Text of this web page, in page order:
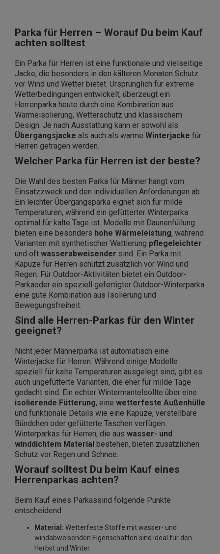
Parka für Herren – Worauf Du beim Kauf
achten solltest
Ein Parka für Herren ist eine funktionale und vielseitige
Jacke, die besonders in den kälteren Monaten Schutz
vor Wind und Wetter bietet. Ursprünglich für extreme
Wetterbedingungen entwickelt, überzeugt ein
Herrenparka heute durch eine Kombination aus
Wärmeisolierung, Wetterschutz und klassischem
Design. Je nach Ausstattung kann er sowohl als
Übergangsjacke als auch als warme Winterjacke für
Herren getragen werden.
Welcher Parka für Herren ist der beste?
Die Wahl des besten Parka für Männer hängt vom
Einsatzzweck und den individuellen Anforderungen ab.
Ein leichter Übergangsparka eignet sich für milde
Temperaturen, während ein gefütterter Winterparka
optimal für kalte Tage ist. Modelle mit Daunenfüllung
bieten eine besonders hohe Wärmeleistung, während
Varianten mit synthetischer Wattierung pflegeleichter
und oft wasserabweisender sind. Ein Parka mit
Kapuze für Herren schützt zusätzlich vor Wind und
Regen. Für Outdoor-Aktivitäten bietet ein Outdoor-
Parkaoder ein speziell gefertigter Outdoor-Winterparka
eine gute Kombination aus Isolierung und
Bewegungsfreiheit.
Sind alle Herren-Parkas für den Winter
geeignet?
Nicht jeder Männerparka ist automatisch eine
Winterjacke für Herren. Während einige Modelle
speziell für kalte Temperaturen ausgelegt sind, gibt es
auch ungefütterte Varianten, die eher für milde Tage
gedacht sind. Ein echter Wintermantelsollte über eine
isolierende Fütterung, eine wetterfeste Außenhülle
und funktionale Details wie eine Kapuze, verstellbare
Bündchen oder gefütterte Taschen verfügen.
Winterparkas für Herren, die aus wasser- und
winddichtem Material bestehen, bieten zusätzlichen
Schutz vor Regen und Schnee.
Worauf solltest Du beim Kauf eines
Herrenparkas achten?
Beim Kauf eines Parkassind folgende Punkte
entscheidend:
Material: Wetterfeste Stoffe mit wasser- und
windabweisenden Eigenschaften sind ideal für den
Herbst und Winter.